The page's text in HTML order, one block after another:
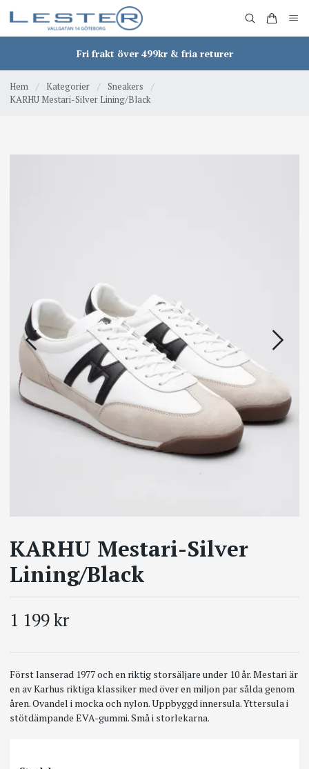
Fri frakt över 499kr & fria returer
Hem / Kategorier / Sneakers
/
KARHU Mestari-Silver Lining/Black
KARHU Mestari-Silver
Lining/Black
1 199 kr
Först lanserad 1977 och en riktig storsäljare under 10 år. Mestari är
en av Karhus riktiga klassiker med över en miljon par sålda genom
åren. Ovandel i mocka och nylon. Uppbyggd innersula. Yttersula i
stötdämpande EVA-gummi. Små i storlekarna.